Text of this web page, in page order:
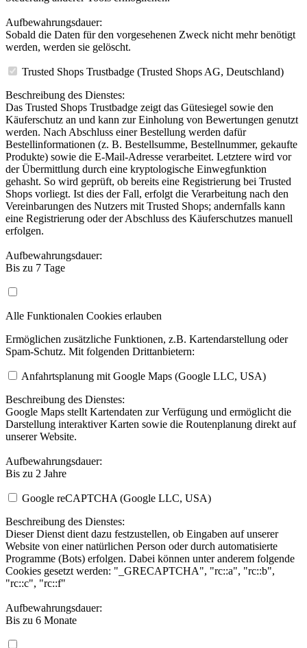
Aufbewahrungsdauer:
Sobald die Daten für den vorgesehenen Zweck nicht mehr benötigt
werden, werden sie gelöscht.
Trusted Shops Trustbadge (Trusted Shops AG, Deutschland)
Beschreibung des Dienstes:
Das Trusted Shops Trustbadge zeigt das Gütesiegel sowie den
Käuferschutz an und kann zur Einholung von Bewertungen genutzt
werden. Nach Abschluss einer Bestellung werden dafür
Bestellinformationen (z. B. Bestellsumme, Bestellnummer, gekaufte
Produkte) sowie die E-Mail-Adresse verarbeitet. Letztere wird vor
der Übermittlung durch eine kryptologische Einwegfunktion
gehasht. So wird geprüft, ob bereits eine Registrierung bei Trusted
Shops vorliegt. Ist dies der Fall, erfolgt die Verarbeitung nach den
Vereinbarungen des Nutzers mit Trusted Shops; andernfalls kann
eine Registrierung oder der Abschluss des Käuferschutzes manuell
erfolgen.
Aufbewahrungsdauer:
Bis zu 7 Tage
Alle Funktionalen Cookies erlauben
Ermöglichen zusätzliche Funktionen, z.B. Kartendarstellung oder
Spam-Schutz. Mit folgenden Drittanbietern:
Anfahrtsplanung mit Google Maps (Google LLC, USA)
Beschreibung des Dienstes:
Google Maps stellt Kartendaten zur Verfügung und ermöglicht die
Darstellung interaktiver Karten sowie die Routenplanung direkt auf
unserer Website.
Aufbewahrungsdauer:
Bis zu 2 Jahre
Google reCAPTCHA (Google LLC, USA)
Beschreibung des Dienstes:
Dieser Dienst dient dazu festzustellen, ob Eingaben auf unserer
Website von einer natürlichen Person oder durch automatisierte
Programme (Bots) erfolgen. Dabei können unter anderem folgende
Cookies gesetzt werden: "_GRECAPTCHA", "rc::a", "rc::b",
"rc::c", "rc::f"
Aufbewahrungsdauer:
Bis zu 6 Monate